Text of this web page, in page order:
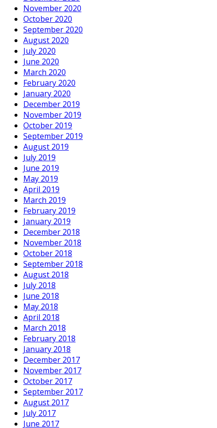
November 2020
October 2020
September 2020
August 2020
July 2020
June 2020
March 2020
February 2020
January 2020
December 2019
November 2019
October 2019
September 2019
August 2019
July 2019
June 2019
May 2019
April 2019
March 2019
February 2019
January 2019
December 2018
November 2018
October 2018
September 2018
August 2018
July 2018
June 2018
May 2018
April 2018
March 2018
February 2018
January 2018
December 2017
November 2017
October 2017
September 2017
August 2017
July 2017
June 2017